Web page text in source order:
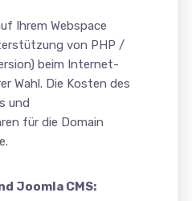
Ihrem Webspace
von PHP /
beim Internet-
Wahl. Die Kosten des
und
für die Domain
Joomla CMS: